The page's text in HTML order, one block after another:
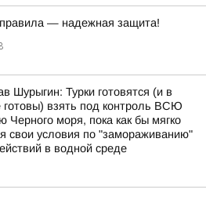
— надежная защита!
Шурыгин: Турки готовятся (и в
готовы) взять под контроль ВСЮ
Черного моря, пока как бы мягко
свои условия по "замораживанию"
в водной среде